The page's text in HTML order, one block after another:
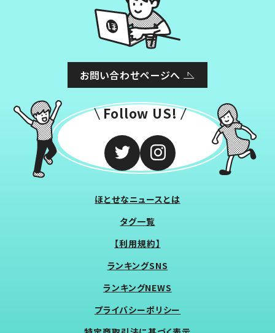
お問い合わせページへ
Follow US!
ほとせなニュースとは
タグ一覧
【利用規約】
ランキングSNS
ランキングNEWS
プライバシーポリシー